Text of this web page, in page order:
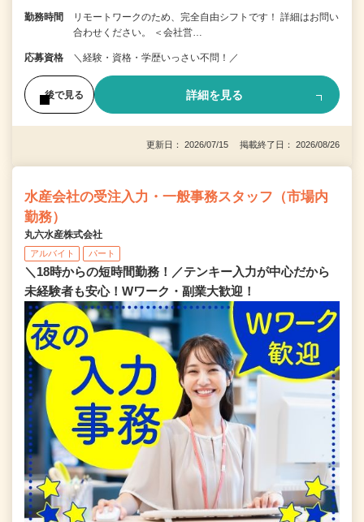
勤務時間
リモートワークのため、完全自由シフトです！ 詳細はお問い
合わせください。 ＜会社営…
応募資格 ＼経験・資格・学歴いっさい不問！／
後で見る 詳細を見る
更新日： 2026/07/15 掲載終了日： 2026/08/26
水産会社の受注入力・一般事務スタッフ（市場内
勤務）
丸六水産株式会社
アルバイト パート
＼18時からの短時間勤務！／テンキー入力が中心だから
未経験者も安心！Wワーク・副業大歓迎！